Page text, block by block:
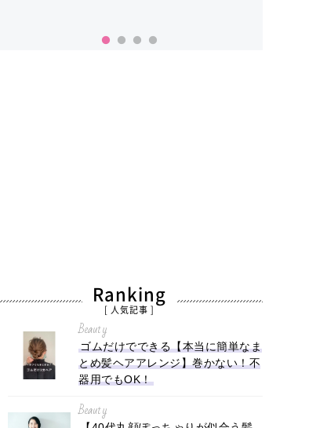
Ranking
[ 人気記事 ]
Beauty
ゴムだけでできる【本当に簡単なま
とめ髪ヘアアレンジ】巻かない！不
器用でもOK！
Beauty